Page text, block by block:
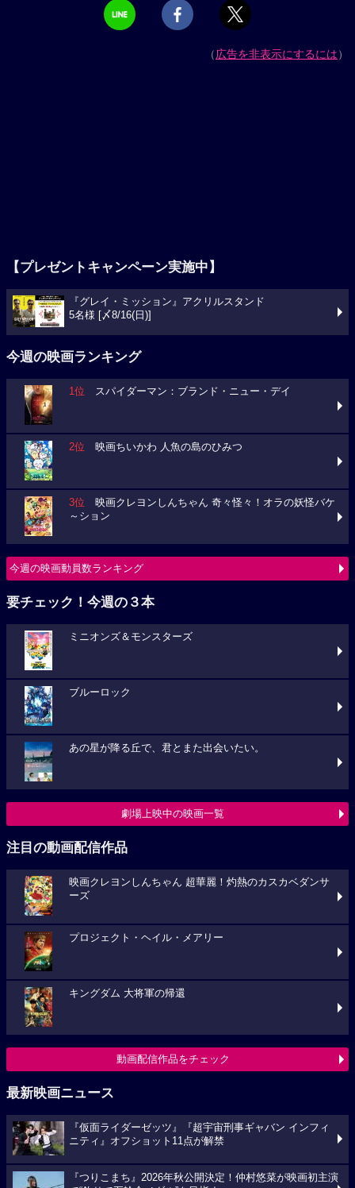
（広告を非表示にするには）
【プレゼントキャンペーン実施中】
『グレイ・ミッション』アクリルスタンド
5名様 [〆8/16(日)]
今週の映画ランキング
1位 スパイダーマン：ブランド・ニュー・デイ
2位 映画ちいかわ 人魚の島のひみつ
3位 映画クレヨンしんちゃん 奇々怪々！オラの妖怪バケ
～ション
今週の映画動員数ランキング
要チェック！今週の３本
ミニオンズ＆モンスターズ
ブルーロック
あの星が降る丘で、君とまた出会いたい。
劇場上映中の映画一覧
注目の動画配信作品
映画クレヨンしんちゃん 超華麗！灼熱のカスカベダンサ
ーズ
プロジェクト・ヘイル・メアリー
キングダム 大将軍の帰還
動画配信作品をチェック
最新映画ニュース
『仮面ライダーゼッツ』『超宇宙刑事ギャバン インフィ
ニティ』オフショット11点が解禁
『つりこまち』2026年秋公開決定！仲村悠菜が映画初主演